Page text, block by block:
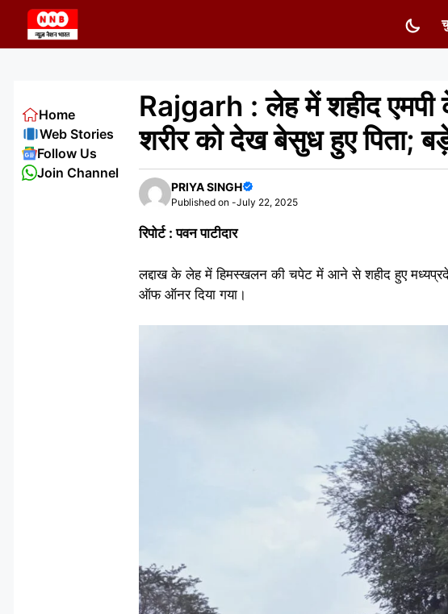
content
Rajgarh : लेह में शहीद एमपी
शरीर को देख बेसुध हुए पिता;
PRIYA SINGH
Published on -July 22, 2025
रिपोर्ट : पवन पाटीदार
लद्दाख के लेह में हिमस्खलन की चपेट में आने से शहीद हुए
ऑफ ऑनर दिया गया।
Home
Web Stories
Follow Us
Join Channel